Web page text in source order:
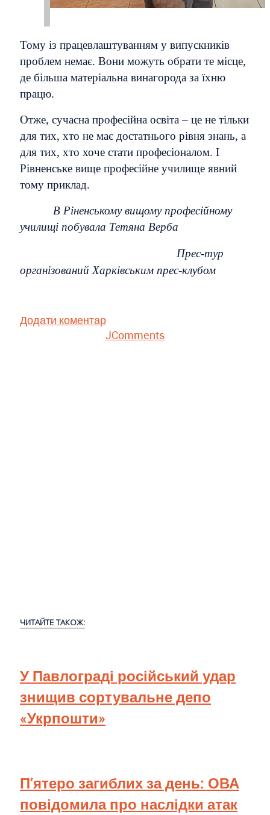
Тому із працевлаштуванням у випускників
проблем немає. Вони можуть обрати те місце,
де більша матеріальна винагорода за їхню
працю.
Отже, сучасна професійна освіта – це не тільки
для тих, хто не має достатнього рівня знань, а
для тих, хто хоче стати професіоналом. І
Рівненське вище професійне училище явний
тому приклад.
В Ріненському вищому професійному
училищі побувала Тетяна Верба
Прес-тур
організований Харківським прес-клубом
Додати коментар
JComments
ЧИТАЙТЕ ТАКОЖ:
У Павлограді російський удар
знищив сортувальне депо
«Укрпошти»
П’ятеро загиблих за день: ОВА
повідомила про наслідки атак